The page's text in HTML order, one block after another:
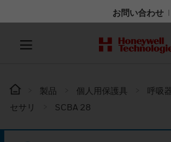
お問い合わせ
製品 個人用保護具 呼吸
セサリ
SCBA 28